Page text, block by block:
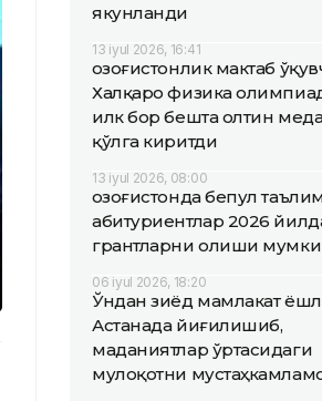
якунланди
13 iyul 2026, 16:41
Қозоғистонлик мактаб
Халқаро физика
илк бор бешта олтин
қўлга киритди
13 iyul 2026, 08:00
Қозоғистонда бепул
абитуриентлар 2026
грантларни олиши
06 iyul 2026, 18:20
Ўндан зиёд мамлакат
Астанада йиғилишиб,
маданиятлар ўртасидаги
мулоқотни